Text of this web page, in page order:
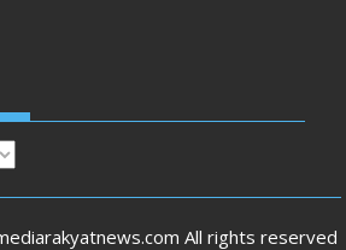
All rights reserved